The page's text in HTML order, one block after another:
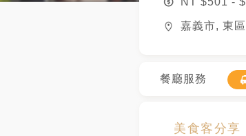
嘉義市, 東區
餐廳服務
美食客分享